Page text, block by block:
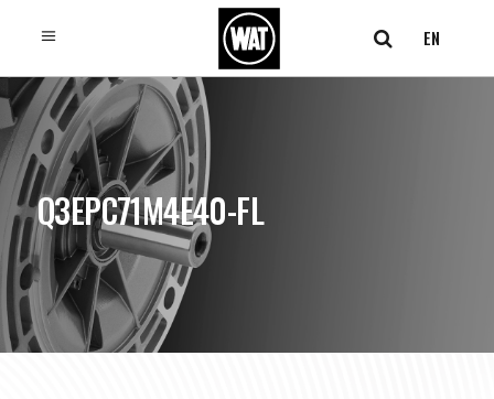
EN
Q3EPC71M4E40-FL